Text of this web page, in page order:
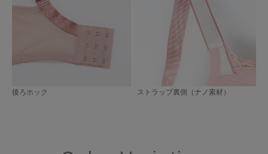
後ろホック ストラップ裏側（ナノ素材）